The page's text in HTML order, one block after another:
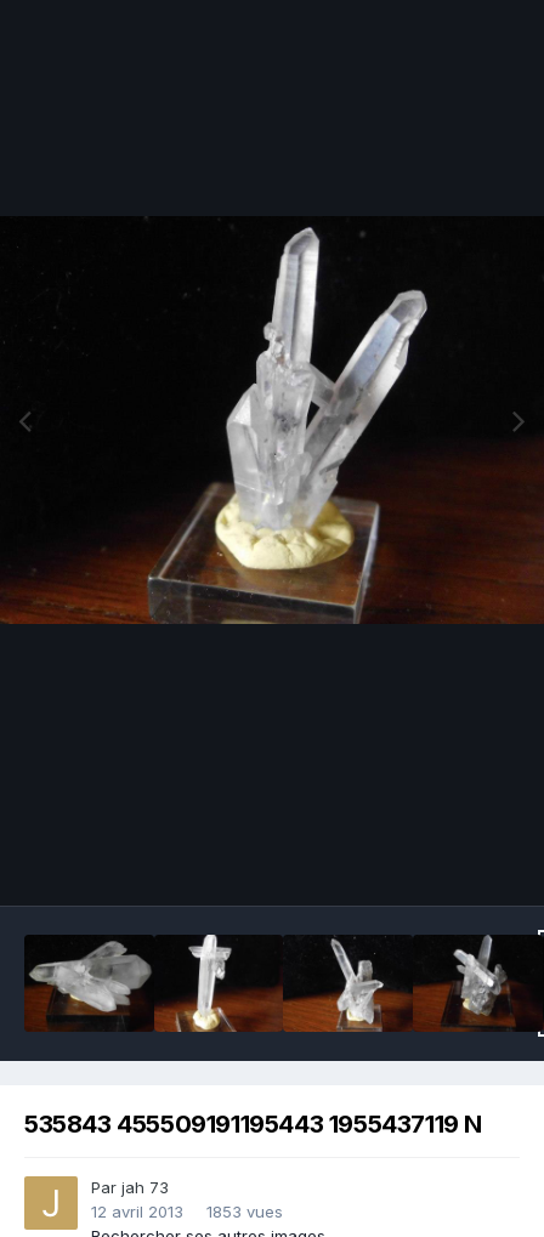
535843 455509191195443 1955437119 N
Par jah 73
12 avril 2013
1853 vues